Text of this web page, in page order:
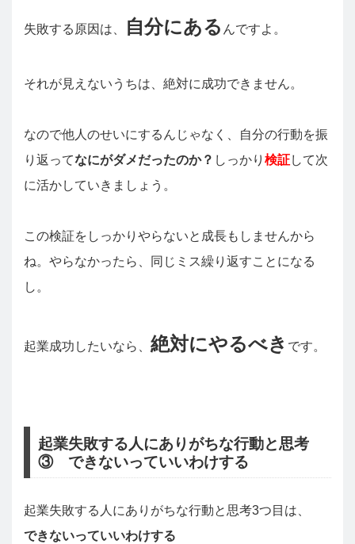
失敗する原因は、 自分にある んですよ。
それが見えないうちは、絶対に成功できません。
なので他人のせいにするんじゃなく、自分の行動を振
り返ってなにがダメだったのか？ しっかり 検証して次
に活かしていきましょう。
この検証をしっかりやらないと成長もしませんから
ね。やらなかったら、同じミス繰り返すことになる
し。
起業成功したいなら、 絶対にやるべき です。
起業失敗する人にありがちな行動と思考
③ できないっていいわけする
起業失敗する人にありがちな行動と思考3つ目は、
できないっていいわけする